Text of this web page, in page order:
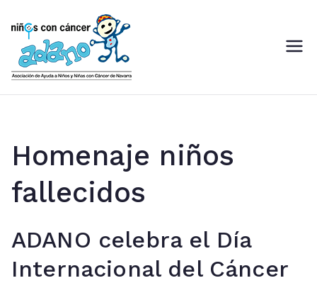
contenido
Asociación de Ayuda a Niños
Homenaje niños
fallecidos
ADANO celebra el Día
Internacional del Cáncer